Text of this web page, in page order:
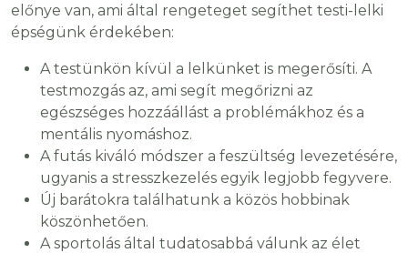
előnye van, ami által rengeteget segíthet testi-lelki
épségünk érdekében:
A testünkön kívül a lelkünket is megerősíti. A
testmozgás az, ami segít megőrizni az
egészséges hozzáállást a problémákhoz és a
mentális nyomáshoz.
A futás kiváló módszer a feszültség levezetésére,
ugyanis a stresszkezelés egyik legjobb fegyvere.
Új barátokra találhatunk a közös hobbinak
köszönhetően.
A sportolás által tudatosabbá válunk az élet